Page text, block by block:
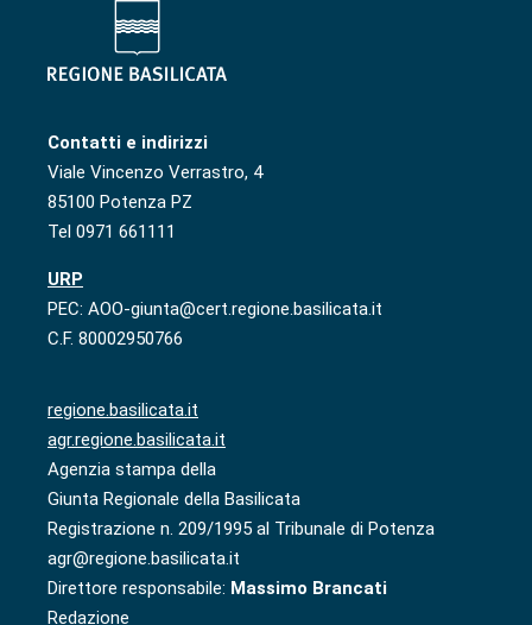
Contatti e indirizzi
Viale Vincenzo Verrastro, 4
85100 Potenza PZ
Tel 0971 661111
URP
PEC: AOO-giunta@cert.regione.basilicata.it
C.F. 80002950766
regione.basilicata.it
agr.regione.basilicata.it
Agenzia stampa della
Giunta Regionale della Basilicata
Registrazione n. 209/1995 al Tribunale di Potenza
agr@regione.basilicata.it
Direttore responsabile: Massimo Brancati
Redazione